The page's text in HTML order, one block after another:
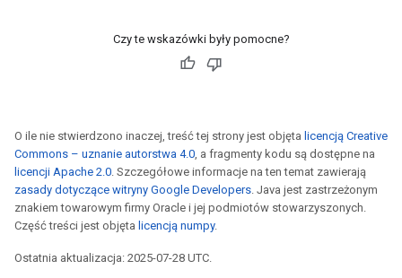
Czy te wskazówki były pomocne?
O ile nie stwierdzono inaczej, treść tej strony jest objęta licencją Creative
Commons – uznanie autorstwa 4.0, a fragmenty kodu są dostępne na
licencji Apache 2.0. Szczegółowe informacje na ten temat zawierają
zasady dotyczące witryny Google Developers. Java jest zastrzeżonym
znakiem towarowym firmy Oracle i jej podmiotów stowarzyszonych.
Część treści jest objęta licencją numpy.
Ostatnia aktualizacja: 2025-07-28 UTC.